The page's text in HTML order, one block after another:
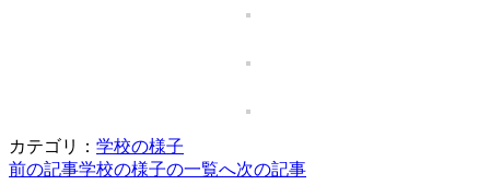
カテゴリ： 学校の様子
前の記事学校の様子の一覧へ次の記事